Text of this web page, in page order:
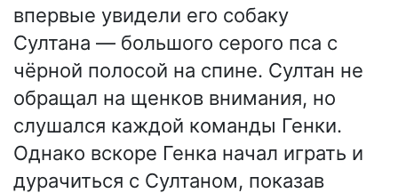
впервые увидели его собаку
Султана — большого серого пса с
чёрной полосой на спине. Султан не
обращал на щенков внимания, но
слушался каждой команды Генки.
Однако вскоре Генка начал играть и
дурачиться с Султаном, показав